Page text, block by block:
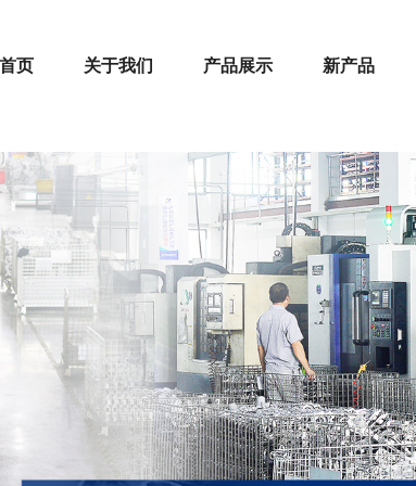
页 关于我们 产品展示 新产品